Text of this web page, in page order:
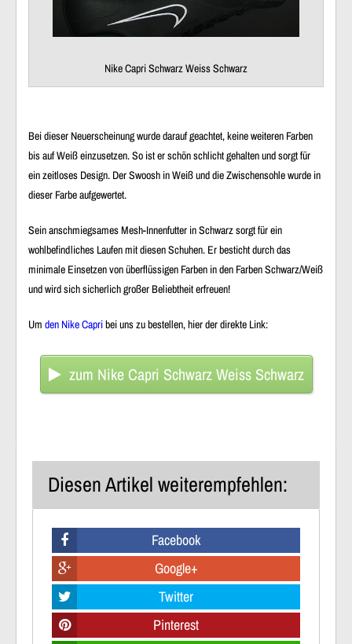
Nike Capri Schwarz Weiss Schwarz
Bei dieser Neuerscheinung wurde darauf geachtet, keine weiteren Farben
bis auf Weiß einzusetzen. So ist er schön schlicht gehalten und sorgt für
ein zeitloses Design. Der Swoosh in Weiß und die Zwischensohle wurde in
dieser Farbe aufgewertet.
Sein anschmiegsames Mesh-Innenfutter in Schwarz sorgt für ein
wohlbefindliches Laufen mit diesen Schuhen. Er besticht durch das
minimale Einsetzen von überflüssigen Farben in den Farben Schwarz/Weiß
und wird sich sicherlich großer Beliebtheit erfreuen!
Um den Nike Capribei uns zu bestellen, hier der direkte Link:
zum Nike Capri Schwarz Weiss Schwarz
Diesen Artikel weiterempfehlen:
Facebook
Google+
Twitter
Pinterest